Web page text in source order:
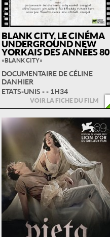
BLANK CITY, LE CINÉMA
UNDERGROUND NEW
YORKAIS DES ANNÉES 80
« BLANK CITY »
DOCUMENTAIRE DE CÉLINE
DANHIER
ETATS-UNIS - - 1H34
VOIR LA FICHE DU FILM